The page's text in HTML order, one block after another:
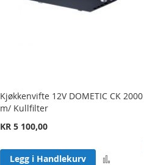
Kjøkkenvifte 12V DOMETIC CK 2000
m/ Kullfilter
KR 5 100,00
Legg i Handlekurv